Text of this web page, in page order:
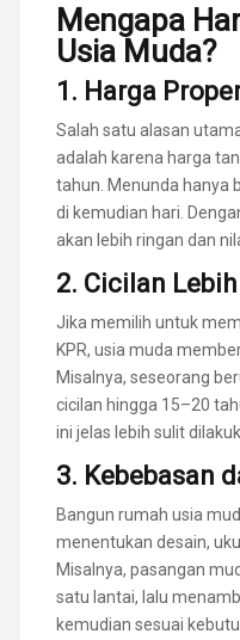
Mengapa
Usia Muda?
1. Harga
Salah satu alasan
adalah karena harga
tahun. Menunda hanya
di kemudian hari.
akan lebih ringan dan
2. Cicilan
Jika memilih untuk
KPR, usia muda
Misalnya, seseorang
cicilan hingga 15–20
ini jelas lebih sulit
3. Kebebasan
Bangun rumah usia
menentukan desain,
Misalnya, pasangan
satu lantai, lalu
kemudian sesuai